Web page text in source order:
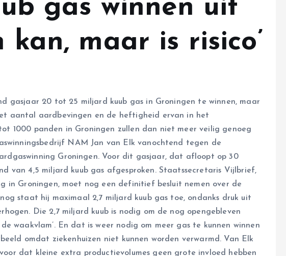
gas winnen uit
kan, maar is risico’
gasjaar 20 tot 25 miljard kuub gas in Groningen te winnen, maar
aantal aardbevingen en de heftigheid ervan in het
1000 panden in Groningen zullen dan niet meer veilig genoeg
NAM Jan van Elk vanochtend tegen de
Groningen. Voor dit gasjaar, dat afloopt op 30
van 4,5 miljard kuub gas afgesproken. Staatssecretaris Vijlbrief,
in Groningen, moet nog een definitief besluit nemen over de
staat hij maximaal 2,7 miljard kuub gas toe, ondanks druk uit
Die 2,7 miljard kuub is nodig om de nog opengebleven
waakvlam’. En dat is weer nodig om meer gas te kunnen winnen
omdat ziekenhuizen niet kunnen worden verwarmd. Van Elk
dat kleine extra productievolumes geen grote invloed hebben